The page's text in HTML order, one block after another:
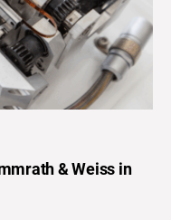
& Weiss in